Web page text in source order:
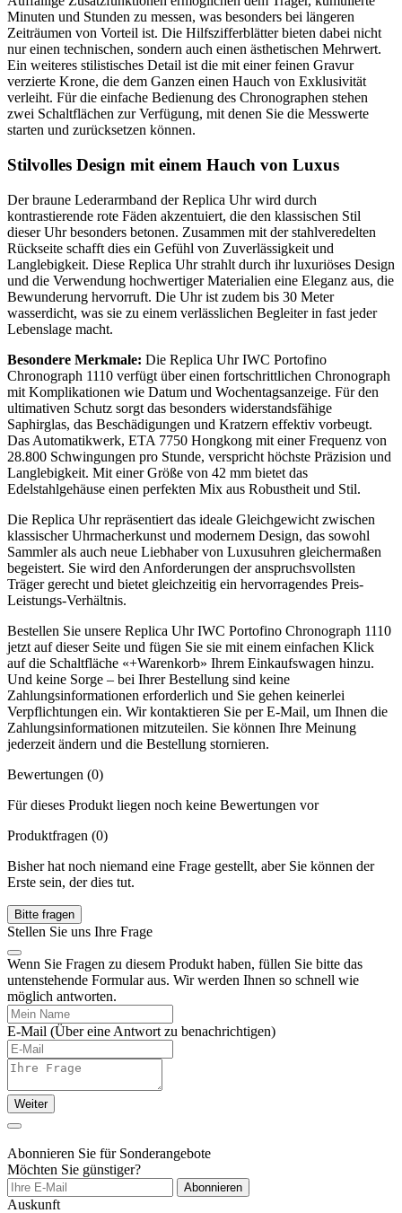
Minuten und Stunden zu messen, was besonders bei längeren
Zeiträumen von Vorteil ist. Die Hilfszifferblätter bieten dabei nicht
nur einen technischen, sondern auch einen ästhetischen Mehrwert.
Ein weiteres stilistisches Detail ist die mit einer feinen Gravur
verzierte Krone, die dem Ganzen einen Hauch von Exklusivität
verleiht. Für die einfache Bedienung des Chronographen stehen
zwei Schaltflächen zur Verfügung, mit denen Sie die Messwerte
starten und zurücksetzen können.
Stilvolles Design mit einem Hauch von Luxus
Der braune Lederarmband der Replica Uhr wird durch
kontrastierende rote Fäden akzentuiert, die den klassischen Stil
dieser Uhr besonders betonen. Zusammen mit der stahlveredelten
Rückseite schafft dies ein Gefühl von Zuverlässigkeit und
Langlebigkeit. Diese Replica Uhr strahlt durch ihr luxuriöses Design
und die Verwendung hochwertiger Materialien eine Eleganz aus, die
Bewunderung hervorruft. Die Uhr ist zudem bis 30 Meter
wasserdicht, was sie zu einem verlässlichen Begleiter in fast jeder
Lebenslage macht.
Besondere Merkmale: Die Replica Uhr IWC Portofino
Chronograph 1110 verfügt über einen fortschrittlichen Chronograph
mit Komplikationen wie Datum und Wochentagsanzeige. Für den
ultimativen Schutz sorgt das besonders widerstandsfähige
Saphirglas, das Beschädigungen und Kratzern effektiv vorbeugt.
Das Automatikwerk, ETA 7750 Hongkong mit einer Frequenz von
28.800 Schwingungen pro Stunde, verspricht höchste Präzision und
Langlebigkeit. Mit einer Größe von 42 mm bietet das
Edelstahlgehäuse einen perfekten Mix aus Robustheit und Stil.
Die Replica Uhr repräsentiert das ideale Gleichgewicht zwischen
klassischer Uhrmacherkunst und modernem Design, das sowohl
Sammler als auch neue Liebhaber von Luxusuhren gleichermaßen
begeistert. Sie wird den Anforderungen der anspruchsvollsten
Träger gerecht und bietet gleichzeitig ein hervorragendes Preis-
Leistungs-Verhältnis.
Bestellen Sie unsere Replica Uhr IWC Portofino Chronograph 1110
jetzt auf dieser Seite und fügen Sie sie mit einem einfachen Klick
auf die Schaltfläche «+Warenkorb» Ihrem Einkaufswagen hinzu.
Und keine Sorge – bei Ihrer Bestellung sind keine
Zahlungsinformationen erforderlich und Sie gehen keinerlei
Verpflichtungen ein. Wir kontaktieren Sie per E-Mail, um Ihnen die
Zahlungsinformationen mitzuteilen. Sie können Ihre Meinung
jederzeit ändern und die Bestellung stornieren.
Bewertungen (0)
Für dieses Produkt liegen noch keine Bewertungen vor
Produktfragen (0)
Bisher hat noch niemand eine Frage gestellt, aber Sie können der
Erste sein, der dies tut.
Bitte fragen
Stellen Sie uns Ihre Frage
Wenn Sie Fragen zu diesem Produkt haben, füllen Sie bitte das
untenstehende Formular aus. Wir werden Ihnen so schnell wie
möglich antworten.
E-Mail (Über eine Antwort zu benachrichtigen)
Weiter
Abonnieren Sie für Sonderangebote
Möchten Sie günstiger?
Abonnieren
Auskunft